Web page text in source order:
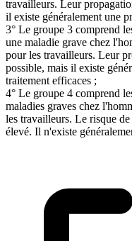
travailleurs. Leur
il existe généralement une
3° Le groupe 3 comprend
une maladie grave chez
pour les travailleurs. Leur
possible, mais il existe
traitement efficaces ;
4° Le groupe 4 comprend
maladies graves chez
les travailleurs. Le risque
élevé. Il n'existe